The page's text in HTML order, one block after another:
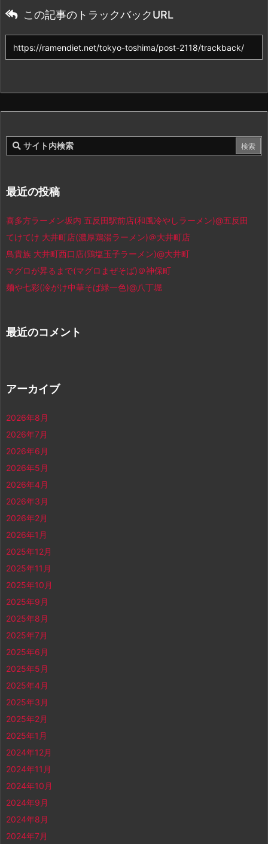
この記事のトラックバックURL
最近の投稿
喜多方ラーメン坂内 五反田駅前店(和風冷やしラーメン)@五反田
てけてけ 大井町店(濃厚鶏湯ラーメン)＠大井町店
鳥貴族 大井町西口店(鶏塩玉子ラーメン)@大井町
マグロが昇るまで(マグロまぜそば)＠神保町
麺や七彩(冷がけ中華そば緑一色)@八丁堀
最近のコメント
アーカイブ
2026年8月
2026年7月
2026年6月
2026年5月
2026年4月
2026年3月
2026年2月
2026年1月
2025年12月
2025年11月
2025年10月
2025年9月
2025年8月
2025年7月
2025年6月
2025年5月
2025年4月
2025年3月
2025年2月
2025年1月
2024年12月
2024年11月
2024年10月
2024年9月
2024年8月
2024年7月